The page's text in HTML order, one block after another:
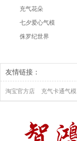
充气花朵
七夕爱心气模
侏罗纪世界
友情链接：
淘宝官方店 充气卡通气模